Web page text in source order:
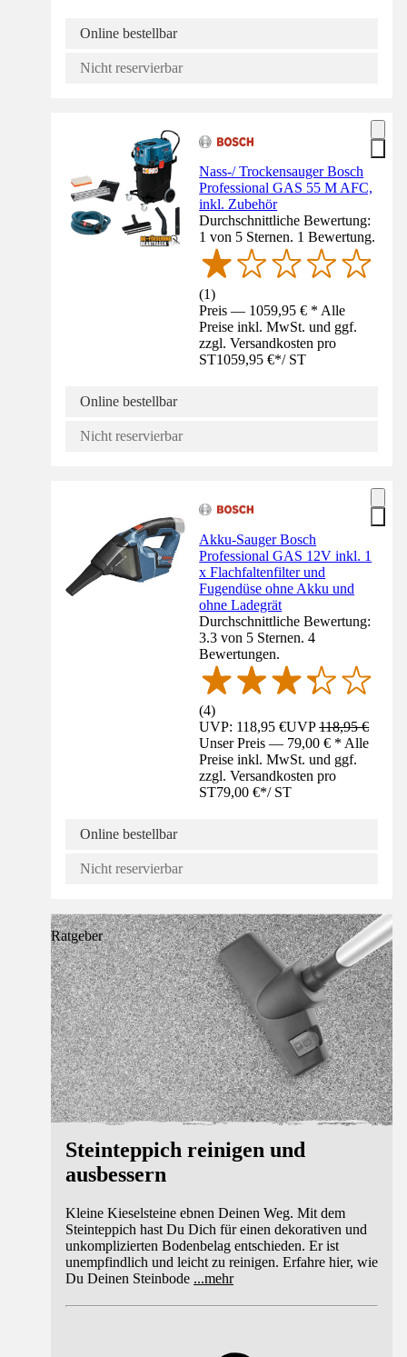
Online bestellbar
Nicht reservierbar
Nass-/ Trockensauger Bosch
Professional GAS 55 M AFC,
inkl. Zubehör
Durchschnittliche Bewertung:
1 von 5 Sternen. 1 Bewertung.
(1)
Preis — 1059,95 € * Alle
Preise inkl. MwSt. und ggf.
zzgl. Versandkosten pro
ST1059,95 €*/ ST
Online bestellbar
Nicht reservierbar
Akku-Sauger Bosch
Professional GAS 12V inkl. 1
x Flachfaltenfilter und
Fugendüse ohne Akku und
ohne Ladegrät
Durchschnittliche Bewertung:
3.3 von 5 Sternen. 4
Bewertungen.
(4)
UVP: 118,95 €UVP118,95 €
Unser Preis — 79,00 € * Alle
Preise inkl. MwSt. und ggf.
zzgl. Versandkosten pro
ST79,00 €*/ ST
Online bestellbar
Nicht reservierbar
Ratgeber
Steinteppich reinigen und
ausbessern
Kleine Kieselsteine ebnen Deinen Weg. Mit dem
Steinteppich hast Du Dich für einen dekorativen und
unkomplizierten Bodenbelag entschieden. Er ist
unempfindlich und leicht zu reinigen. Erfahre hier, wie
Du Deinen Steinbode ...mehr